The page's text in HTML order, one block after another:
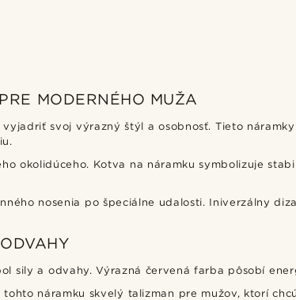
MODERNÉHO MUŽA
svoj výrazný štýl a osobnosť. Tieto
okolidúceho. Kotva na náramku symbolizuje
nosenia po špeciálne udalosti. Iniverzálny
sily a odvahy. Výrazná červená farba pôsobí
náramku skvelý talizman pre mužov, ktorí